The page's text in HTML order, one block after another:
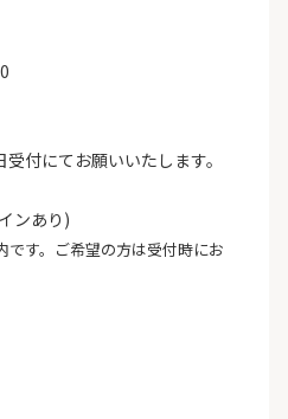
付にてお願いいたします。
ンあり)
す。ご希望の方は受付時にお